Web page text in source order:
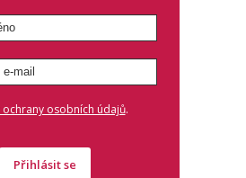
ochrany osobních údajů.
Přihlásit se